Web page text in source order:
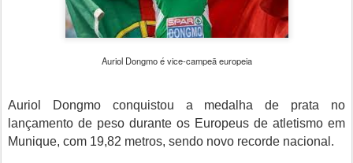
Auriol Dongmo é vice-campeã europeia
Auriol Dongmo conquistou a medalha de prata no
lançamento de peso durante os Europeus de atletismo em
Munique, com 19,82 metros, sendo novo recorde nacional.